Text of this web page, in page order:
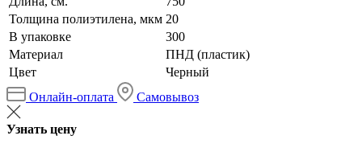
Толщина полиэтилена, мкм 20
В упаковке
300
Материал
ПНД (пластик)
Цвет
Черный
Онлайн-оплата
Самовывоз
Узнать цену